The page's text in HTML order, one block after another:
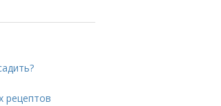
рецептов